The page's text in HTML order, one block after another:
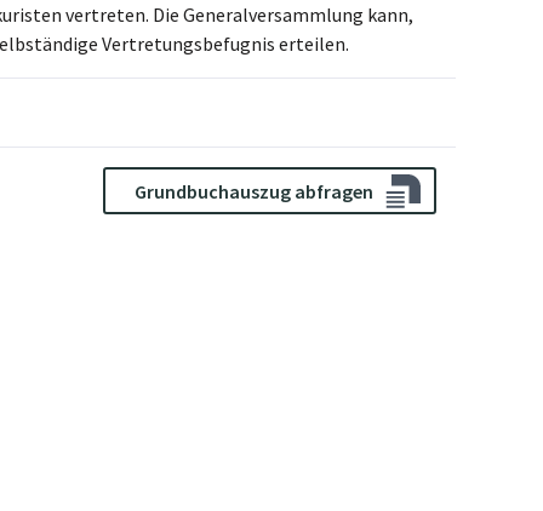
vertreten. Die Generalversammlung kann,
Vertretungsbefugnis erteilen.
Grundbuchauszug abfragen